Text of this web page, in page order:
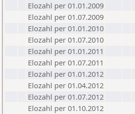
Elozahl per 01.01.2009
Elozahl per 01.07.2009
Elozahl per 01.01.2010
Elozahl per 01.07.2010
Elozahl per 01.01.2011
Elozahl per 01.07.2011
Elozahl per 01.01.2012
Elozahl per 01.04.2012
Elozahl per 01.07.2012
Elozahl per 01.10.2012